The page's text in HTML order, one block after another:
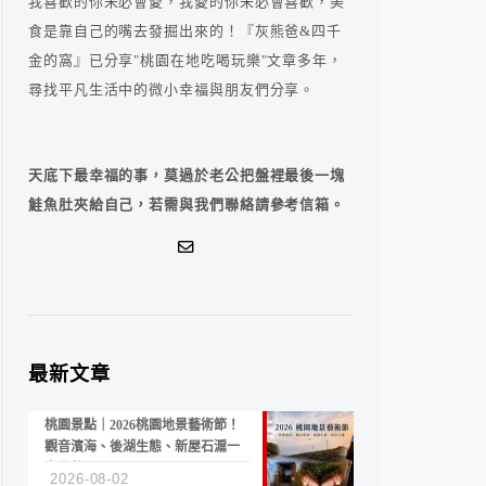
食是靠自己的嘴去發掘出來的！『灰熊爸&四千
金的窩』已分享"桃園在地吃喝玩樂"文章多年，
尋找平凡生活中的微小幸福與朋友們分享。
天底下最幸福的事，莫過於老公把盤裡最後一塊
鮭魚肚夾給自己，若需與我們聯絡請參考信箱。
最新文章
桃園景點｜2026桃園地景藝術節！
觀音濱海、後湖生態、新屋石滬一
2026-08-02